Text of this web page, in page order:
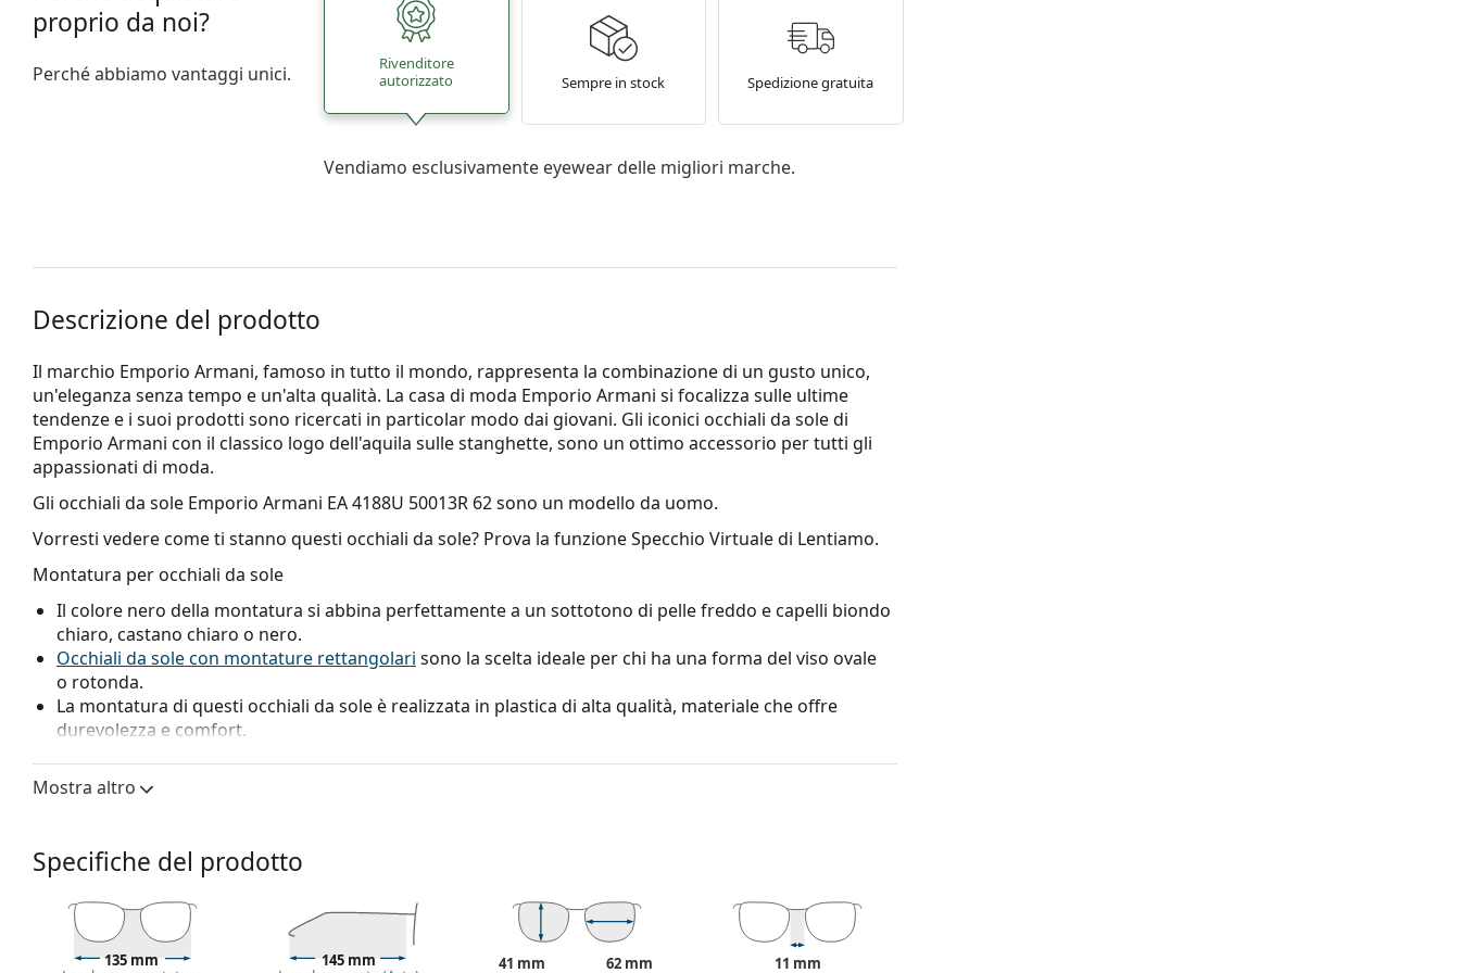
proprio da noi?
Perché abbiamo vantaggi unici.
Rivenditore
autorizzato
Sempre in stock Spedizione gratuita
Vendiamo esclusivamente eyewear delle migliori marche.
Descrizione del prodotto
Il marchio Emporio Armani, famoso in tutto il mondo, rappresenta la combinazione di un gusto unico,
un'eleganza senza tempo e un'alta qualità. La casa di moda Emporio Armani si focalizza sulle ultime
tendenze e i suoi prodotti sono ricercati in particolar modo dai giovani. Gli iconici occhiali da sole di
Emporio Armani con il classico logo dell'aquila sulle stanghette, sono un ottimo accessorio per tutti gli
appassionati di moda.
Gli occhiali da sole Emporio Armani EA 4188U 50013R 62sono un modello da uomo.
Vorresti vedere come ti stanno questi occhiali da sole? Prova la funzione Specchio Virtuale di Lentiamo.
Montatura per occhiali da sole
Il colore nero della montatura si abbina perfettamente a un sottotono di pelle freddo e capelli biondo
chiaro, castano chiaro o nero.
Occhiali da sole con montature rettangolari sono la scelta ideale per chi ha una forma del viso ovale
o rotonda.
La montatura di questi occhiali da sole è realizzata in plastica di alta qualità, materiale che offre
durevolezza e comfort.
Lenti per occhiali da sole
Le lenti verdi riducono l'intensità della luce senza alterare il contrasto o distorcere i colori.
Le lenti
specchiate
sono caratterizzate da una superficie altamente riflettente della lente. Riduce la
quantità di luce che entra nell'occhio. Questa capacità rende gli
estremamente adatti in ambienti molto luminosi o abbaglianti, ad esempio nelle giornate di sole
o durante lo sci. Queste lenti offrono un grande comfort visivo ma possono distorcere leggermente la
percezione del colore.
Mostra altro
Specifiche del prodotto
135 mm 145 mm 41 mm 62 mm 11 mm